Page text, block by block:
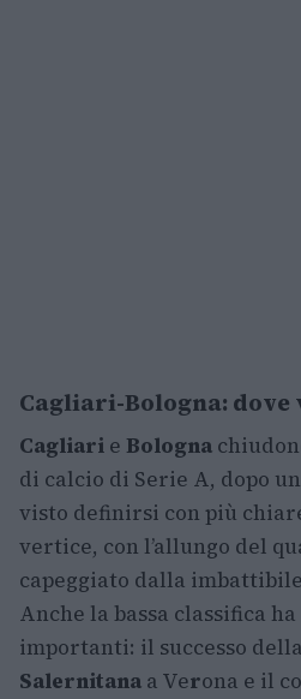
Cagliari-Bologna: dove
Cagliari e Bologna
di calcio di Serie A, dopo
visto definirsi con più
vertice, con l’allungo del
capeggiato dalla imbattibile
Anche la bassa classifica
importanti: il successo
Salernitana a Verona e il